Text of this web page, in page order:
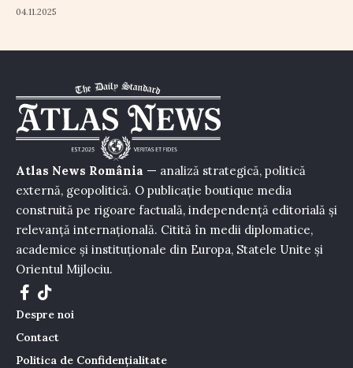
04.11.2025
Atlas News România — analiză strategică, politică
externă, geopolitică. O publicație boutique media
construită pe rigoare factuală, independență editorială și
relevanță internațională. Citită în medii diplomatice,
academice și instituționale din Europa, Statele Unite și
Orientul Mijlociu.
Despre noi
Contact
Politica de Confidențialitate